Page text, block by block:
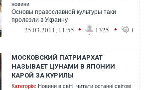
новини
Основы православной культуры таки
пролезли в Украину
25.03.2011, 11:55 • 1325 • 1
МОСКОВСКИЙ ПАТРИАРХАТ
НАЗЫВАЕТ ЦУНАМИ В ЯПОНИИ
КАРОЙ ЗА КУРИЛЫ
Категорія: Новини в світі: читати останні світові